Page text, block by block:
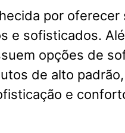
por oferecer
e sofisticados.
opções de
de alto
e